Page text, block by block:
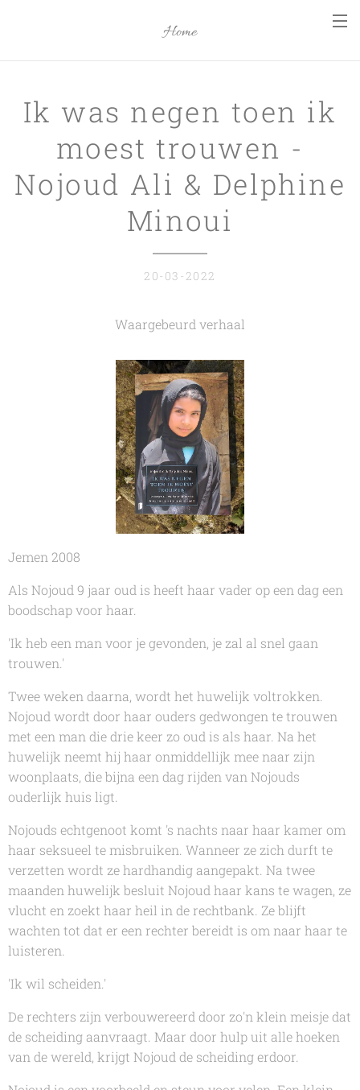
Home
Ik was negen toen ik
moest trouwen -
Nojoud Ali & Delphine
Minoui
20-03-2022
Waargebeurd verhaal
Jemen 2008
Als Nojoud 9 jaar oud is heeft haar vader op een dag een
boodschap voor haar.
'Ik heb een man voor je gevonden, je zal al snel gaan
trouwen.'
Twee weken daarna, wordt het huwelijk voltrokken.
Nojoud wordt door haar ouders gedwongen te trouwen
met een man die drie keer zo oud is als haar. Na het
huwelijk neemt hij haar onmiddellijk mee naar zijn
woonplaats, die bijna een dag rijden van Nojouds
ouderlijk huis ligt.
Nojouds echtgenoot komt 's nachts naar haar kamer om
haar seksueel te misbruiken. Wanneer ze zich durft te
verzetten wordt ze hardhandig aangepakt. Na twee
maanden huwelijk besluit Nojoud haar kans te wagen, ze
vlucht en zoekt haar heil in de rechtbank. Ze blijft
wachten tot dat er een rechter bereidt is om naar haar te
luisteren.
'Ik wil scheiden.'
De rechters zijn verbouwereerd door zo'n klein meisje dat
de scheiding aanvraagt. Maar door hulp uit alle hoeken
van de wereld, krijgt Nojoud de scheiding erdoor.